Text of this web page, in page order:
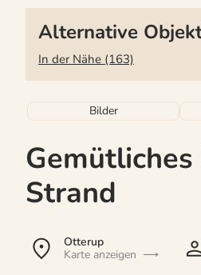
Alternative
In der Nähe (163)
Bilder
Strand
Otterup
Karte anzeigen